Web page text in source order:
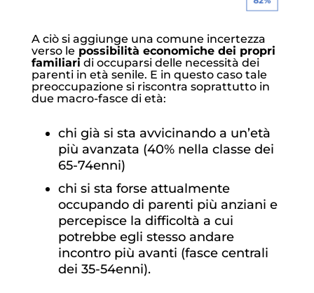
A ciò si aggiunge una comune incertezza
verso le possibilità economiche dei propri
familiari di occuparsi delle necessità dei
parenti in età senile. E in questo caso tale
preoccupazione si riscontra soprattutto in
due macro-fasce di età:
chi già si sta avvicinando a un’età
più avanzata (40% nella classe dei
65-74enni)
chi si sta forse attualmente
occupando di parenti più anziani e
percepisce la difficoltà a cui
potrebbe egli stesso andare
incontro più avanti (fasce centrali
dei 35-54enni).